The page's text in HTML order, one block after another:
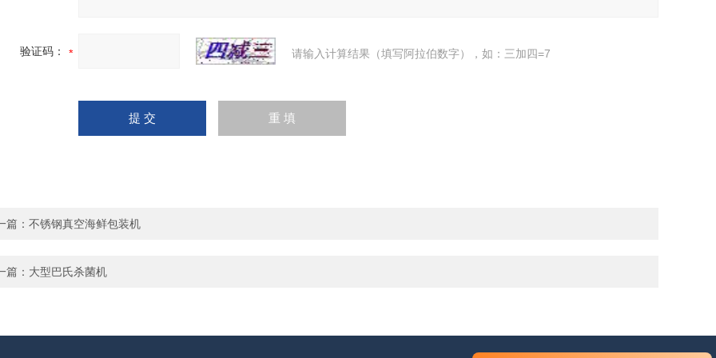
验证码： 请输入计算结果（填写阿拉伯数字），如：三加四=7
篇： 不锈钢真空海鲜包装机
篇： 大型巴氏杀菌机